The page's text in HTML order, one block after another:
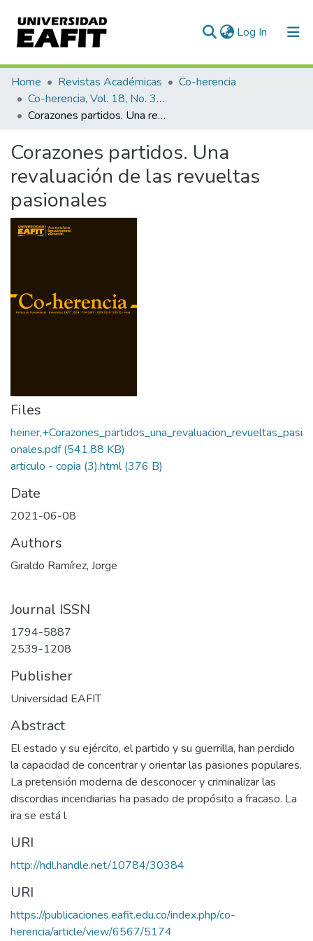
Log In (current)
Communities & Collections
All of DSpace
Home Revistas Académicas
Co-herencia
Co-herencia, Vol. 18, No. 34 (2021)
Corazones partidos. Una revaluación de las revueltas pasionales
Corazones partidos. Una
revaluación de las revueltas
pasionales
Files
heiner,+Corazones_partidos_una_revaluacion_revueltas_pasi
onales.pdf(541.88 KB)
articulo - copia (3).html(376 B)
Date
2021-06-08
Authors
Giraldo Ramírez, Jorge
Journal ISSN
1794-5887
2539-1208
Publisher
Universidad EAFIT
Abstract
El estado y su ejército, el partido y su guerrilla, han perdido
la capacidad de concentrar y orientar las pasiones populares.
La pretensión moderna de desconocer y criminalizar las
discordias incendiarias ha pasado de propósito a fracaso. La
ira se está l
URI
http://hdl.handle.net/10784/30384
URI
https://publicaciones.eafit.edu.co/index.php/co-
herencia/article/view/6567/5174